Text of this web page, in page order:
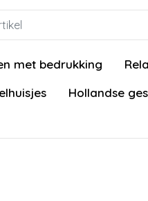
met bedrukking
Hollandse